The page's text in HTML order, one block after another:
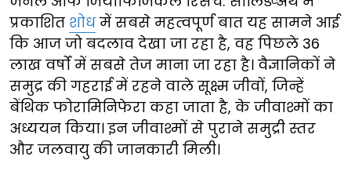
प्रकाशित शोधमें सबसे महत्वपूर्ण बात यह सामने आई
कि आज जो बदलाव देखा जा रहा है, वह पिछले 36
लाख वर्षों में सबसे तेज माना जा रहा है। वैज्ञानिकों ने
समुद्र की गहराई में रहने वाले सूक्ष्म जीवों, जिन्हें
बेंथिक फोरामिनिफेरा कहा जाता है, के जीवाश्मों का
अध्ययन किया। इन जीवाश्मों से पुराने समुद्री स्तर
और जलवायु की जानकारी मिली।